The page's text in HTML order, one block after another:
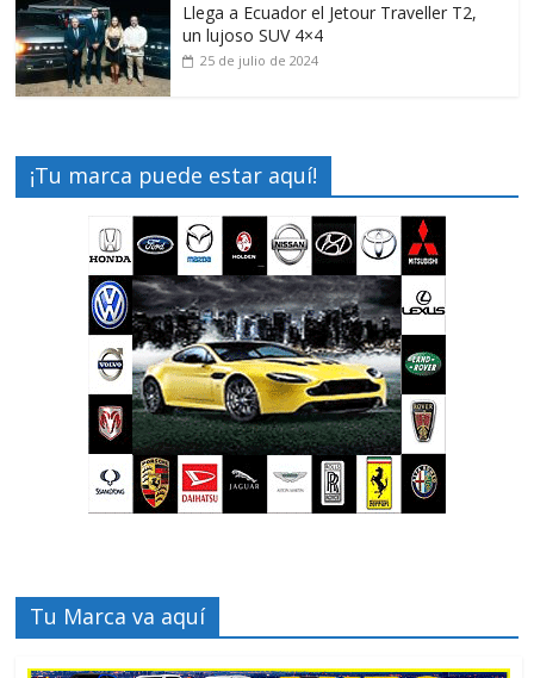
Llega a Ecuador el Jetour Traveller T2,
un lujoso SUV 4×4
25 de julio de 2024
¡Tu marca puede estar aquí!
Tu Marca va aquí